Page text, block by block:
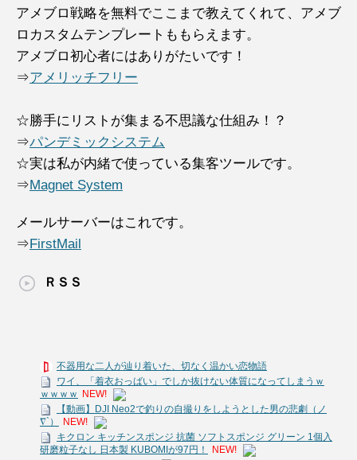
アメブロ戦略を無料でここまで教えてくれて、アメブ
ロカスタムテンプレートももらえます。
アメブロ初心者にはありがたいです！
⇒アメリッチフリー
☆勝手にリストが集まる不思議な仕組み！？
⇒パンデミックシステム
☆実は私が内緒で使っている集客ツールです。
⇒Magnet System
メールサーバーはこれです。
⇒FirstMail
ＲＳＳ
不器用な二人が辿り着いた、切なく温かい恋物語
ワイ、「着衣おっばい」でしか抜けない体質になってしまうｗ
ｗｗｗｗ
NEW!
【動画】DJI Neo2で釣りの自撮りをしようとした男の悲劇（ノ
∇`）
NEW!
キクロン キッチンスポンジ 抗菌 ソフトスポンジ グリーン 1個入
研磨粒子なし 日本製 KUBOMIが97円！
NEW!